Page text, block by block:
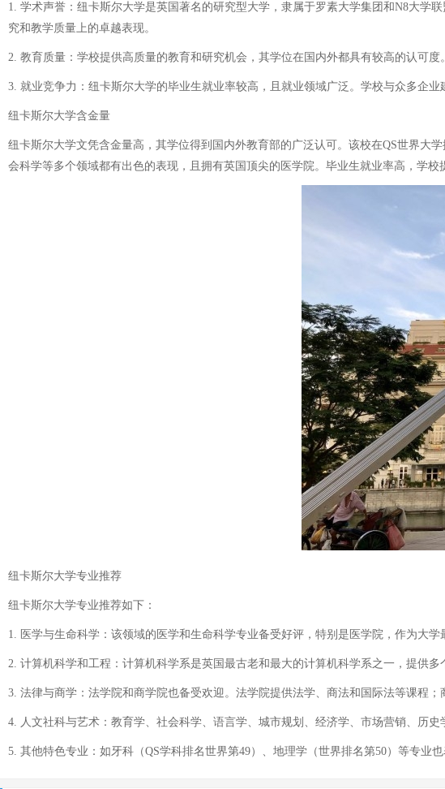
1. 学术声誉：纽卡斯尔大学是英国著名的研究型大学，隶属于罗素大学集团和N8大学
究和教学质量上的卓越表现。
2. 教育质量：学校提供高质量的教育和研究机会，其学位在国内外都具有较高的认可
3. 就业竞争力：纽卡斯尔大学的毕业生就业率较高，且就业领域广泛。学校与众多企业
纽卡斯尔大学含金量
纽卡斯尔大学文凭含金量高，其学位得到国内外教育部的广泛认可。该校在QS世界大
会科学等多个领域都有出色的表现，且拥有英国顶尖的医学院。毕业生就业率高，学
纽卡斯尔大学专业推荐
纽卡斯尔大学专业推荐如下：
1. 医学与生命科学：该领域的医学和生命科学专业备受好评，特别是医学院，作为大
2. 计算机科学和工程：计算机科学系是英国最古老和最大的计算机科学系之一，提供
3. 法律与商学：法学院和商学院也备受欢迎。法学院提供法学、商法和国际法等课程
4. 人文社科与艺术：教育学、社会科学、语言学、城市规划、经济学、市场营销、历
5. 其他特色专业：如牙科（QS学科排名世界第49）、地理学（世界排名第50）等专业也